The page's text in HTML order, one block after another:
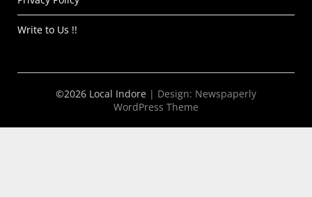
Write to Us !!
©2026 Local Indore | Design: Newspaperly
WordPress Theme